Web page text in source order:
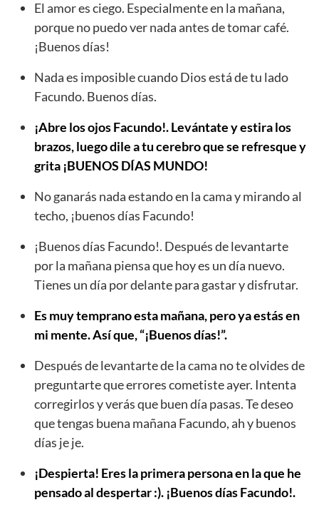
El amor es ciego. Especialmente en la mañana,
porque no puedo ver nada antes de tomar café.
¡Buenos días!
Nada es imposible cuando Dios está de tu lado
Facundo. Buenos días.
¡Abre los ojos Facundo!. Levántate y estira los
brazos, luego dile a tu cerebro que se refresque y
grita ¡BUENOS DÍAS MUNDO!
No ganarás nada estando en la cama y mirando al
techo, ¡buenos días Facundo!
¡Buenos días Facundo!. Después de levantarte
por la mañana piensa que hoy es un día nuevo.
Tienes un día por delante para gastar y disfrutar.
Es muy temprano esta mañana, pero ya estás en
mi mente. Así que, “¡Buenos días!”.
Después de levantarte de la cama no te olvides de
preguntarte que errores cometiste ayer. Intenta
corregirlos y verás que buen día pasas. Te deseo
que tengas buena mañana Facundo, ah y buenos
días je je.
¡Despierta! Eres la primera persona en la que he
pensado al despertar :). ¡Buenos días Facundo!.